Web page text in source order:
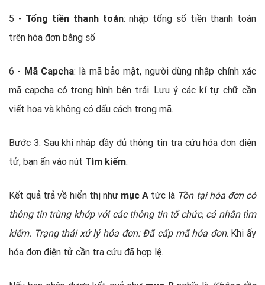
5 - Tổng tiền thanh toán: nhập tổng số tiền thanh toán
trên hóa đơn bằng số
6 - Mã Capcha: là mã bảo mật, người dùng nhập chính xác
mã capcha có trong hình bên trái. Lưu ý các kí tự chữ cần
viết hoa và không có dấu cách trong mã.
Bước 3: Sau khi nhập đầy đủ thông tin tra cứu hóa đơn điện
tử, bạn ấn vào nút Tìm kiếm.
Kết quả trả về hiển thị như mục A tức là Tồn tại hóa đơn có
thông tin trùng khớp với các thông tin tổ chức, cá nhân tìm
kiếm. Trạng thái xử lý hóa đơn: Đã cấp mã hóa đơn. Khi ấy
hóa đơn điện tử cần tra cứu đã hợp lệ.